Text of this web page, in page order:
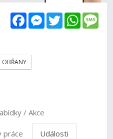
FacebookMessenger
Twitter
OBŘANY
/ Akce
práce Události